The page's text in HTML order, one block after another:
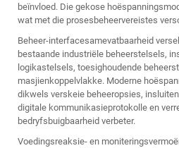
beïnvloed. Die gekose
wat met die prosesbeheervereistes
Beheer-interfacesamevatbaarheid
bestaande industriële beheerstelsels,
logikastelsels, toesighoudende
masjienkoppelvlakke. Moderne
dikwels verskeie beheeropsies,
digitale kommunikasieprotokolle en
bedryfsbuigbaarheid verbeter.
Voedingsreaksie- en